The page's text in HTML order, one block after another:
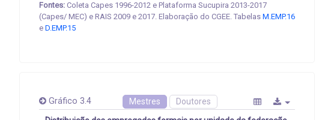
Fontes: Coleta Capes 1996-2012 e Plataforma Sucupira 2013-2017
(Capes/ MEC) e RAIS 2009 e 2017. Elaboração do CGEE. Tabelas M.EMP.16
e D.EMP.15
Gráfico 3.4 Mestres Doutores